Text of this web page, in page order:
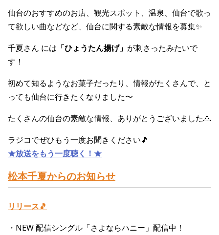
仙台のおすすめのお店、観光スポット、温泉、仙台で歌っ
て欲しい曲などなど、仙台に関する素敵な情報を募集✨
千夏さん には 「ひょうたん揚げ」 が刺さったみたいで
す！
初めて知るようなお菓子だったり、情報がたくさんで、と
っても仙台に行きたくなりました〜
たくさんの仙台の素敵な情報、ありがとうございました🙏
ラジコでぜひもう一度お聞きください🎵
★放送をもう一度聴く！★
松本千夏からのお知らせ
リリース🎵
・NEW配信シングル「さよならハニー」配信中！